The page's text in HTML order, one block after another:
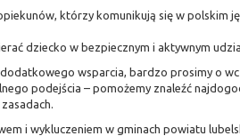
którzy komunikują się w polskim
dziecko w bezpiecznym i aktywnym
wsparcia, bardzo prosimy o
podejścia – pomożemy znaleźć
i wykluczeniem w gminach powiatu